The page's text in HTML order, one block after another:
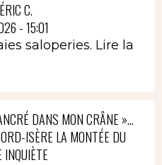
C.
- 15:01
saloperies. Lire la
DANS MON CRÂNE »…
ISÈRE LA MONTÉE DU